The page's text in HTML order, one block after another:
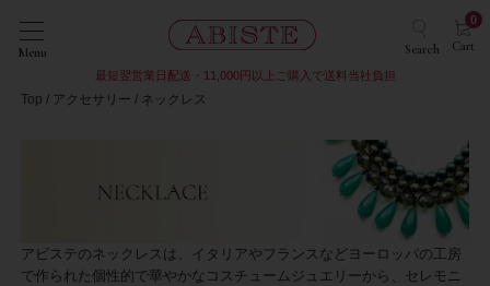
Menu Search Cart
0
最短翌営業日配送・11,000円以上ご購入で送料当社負担
Top アクセサリー ネックレス
アビステのネックレスは、イタリアやフランスなどヨーロッパの工房
で作られた個性的で華やかなコスチュームジュエリーから、セレモニ